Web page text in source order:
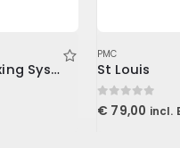
Console1 MK3 Mixing System Stand
PMC
St Louis
0out of 5
€ 79,00 incl.